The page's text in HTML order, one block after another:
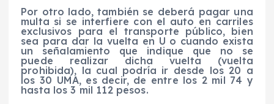
Por otro lado, también se deberá pagar una
multa si se interfiere con el auto en carriles
exclusivos para el transporte público, bien
sea para dar la vuelta en U o cuando exista
un señalamiento que indique que no se
puede realizar dicha vuelta (vuelta
prohibida), la cual podría ir desde los 20 a
los 30 UMA, es decir, de entre los 2 mil 74 y
hasta los 3 mil 112 pesos.